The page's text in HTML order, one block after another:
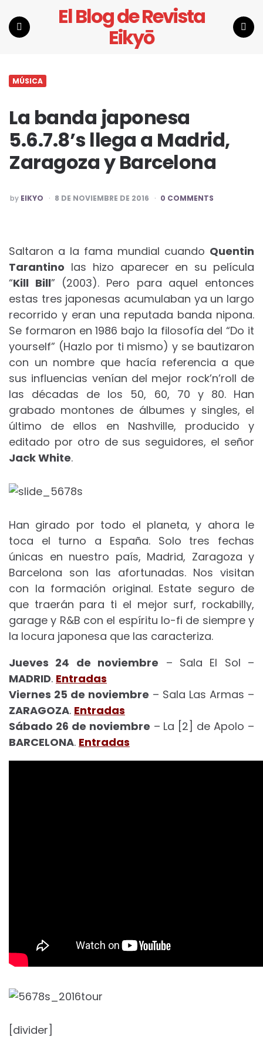
El Blog de Revista
Eikyō
MÚSICA
La banda japonesa
5.6.7.8’s llega a Madrid,
Zaragoza y Barcelona
POSTED
BY
by EIKYO 8 DE NOVIEMBRE DE 2016 0 COMMENTS
Saltaron a la fama mundial cuando Quentin
Tarantino las hizo aparecer en su película
“Kill Bill” (2003). Pero para aquel entonces
estas tres japonesas acumulaban ya un largo
recorrido y eran una reputada banda nipona.
Se formaron en 1986 bajo la filosofía del “Do it
yourself” (Hazlo por ti mismo) y se bautizaron
con un nombre que hacía referencia a que
sus influencias venían del mejor rock’n’roll de
las décadas de los 50, 60, 70 y 80. Han
grabado montones de álbumes y singles, el
último de ellos en Nashville, producido y
editado por otro de sus seguidores, el señor
Jack White.
Han girado por todo el planeta, y ahora le
toca el turno a España. Solo tres fechas
únicas en nuestro país, Madrid, Zaragoza y
Barcelona son las afortunadas. Nos visitan
con la formación original. Estate seguro de
que traerán para ti el mejor surf, rockabilly,
garage y R&B con el espíritu lo-fi de siempre y
la locura japonesa que las caracteriza.
Jueves 24 de noviembre – Sala El Sol –
MADRID. Entradas
Viernes 25 de noviembre – Sala Las Armas –
ZARAGOZA. Entradas
Sábado 26 de noviembre – La [2] de Apolo –
BARCELONA. Entradas
[divider]